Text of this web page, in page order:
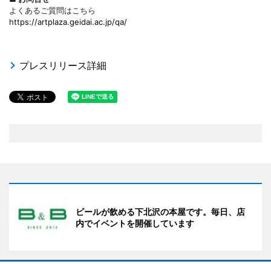
よくあるご質問はこちら
https://artplaza.geidai.ac.jp/qa/
プレスリリース詳細
ビールが飲める下北沢の本屋です。毎日、店
内でイベントを開催しています